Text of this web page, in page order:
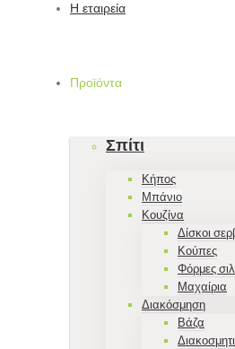
Η εταιρεία
Προϊόντα
Σπίτι
Κήπος
Μπάνιο
Κουζίνα
Δίσκοι
Κούπες
Φόρμες
Μαχαίρια
Διακόσμηση
Βάζα